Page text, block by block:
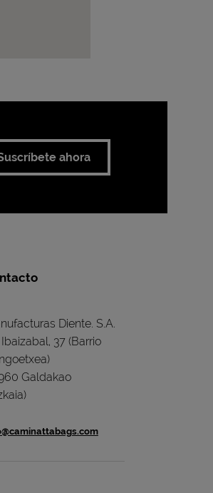
ahora
Diente. S.A.
37 (Barrio
Galdakao